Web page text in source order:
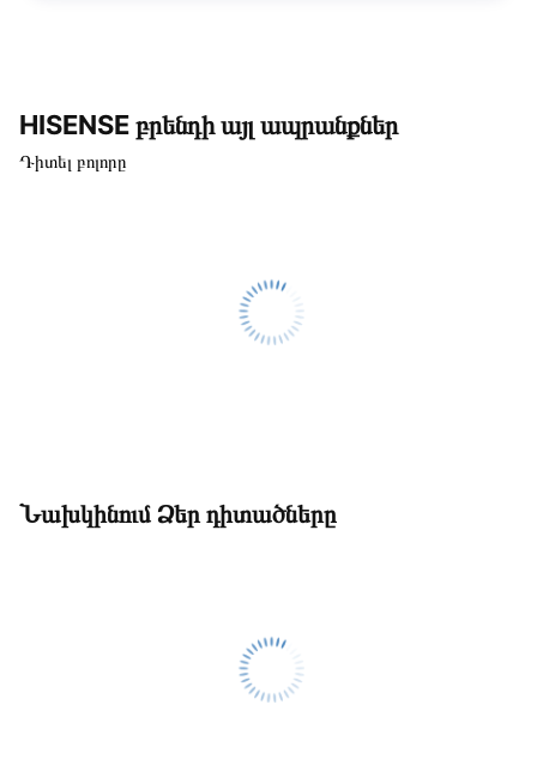
HISENSE բրենդի այլ ապրանքներ
Դիտել բոլորը
Նախկինում Ձեր դիտածները